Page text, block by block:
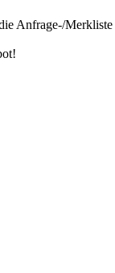
Anfrage-/Merkliste